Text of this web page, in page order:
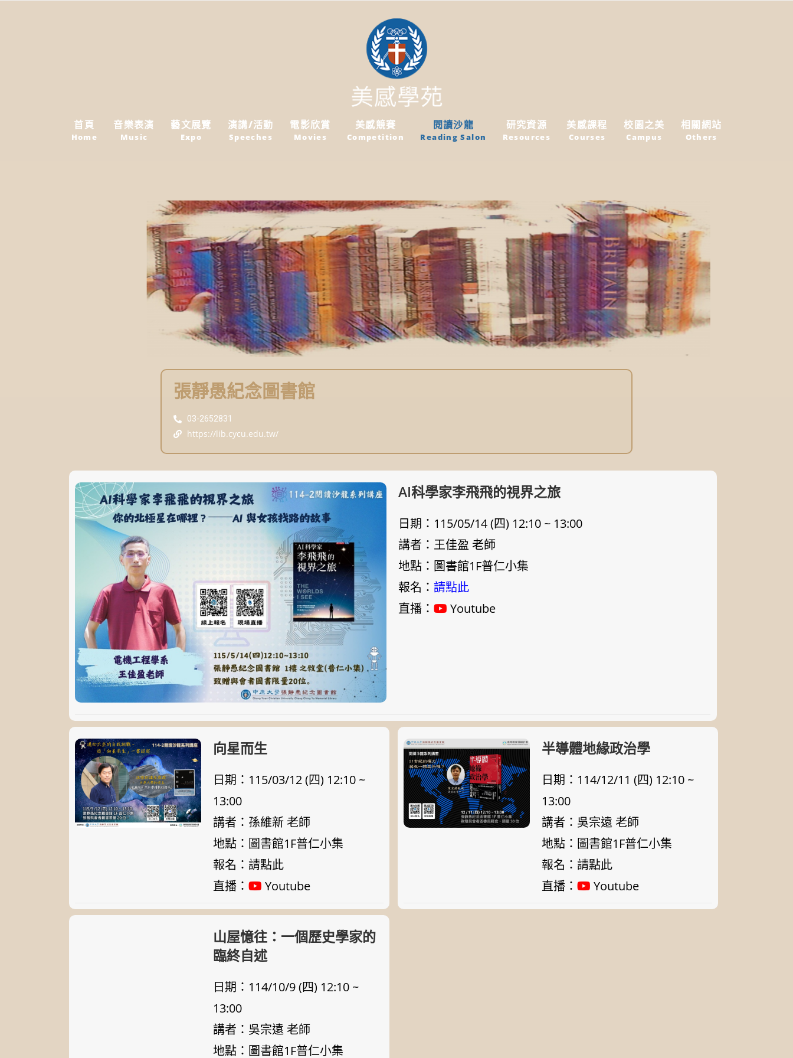
首頁
Home
音樂表演
Music
藝文展覽
Expo
演講/活動
Speeches
電影欣賞
Movies
美感競賽
Competition
閱讀沙龍
Reading Salon
研究資源
Resources
美感課程
Courses
校園之美
Campus
相關網站
Others
張靜愚紀念圖書館
03-2652831
https://lib.cycu.edu.tw/
AI科學家李飛飛的視界之旅
日期：115/05/14 (四) 12:10 ~ 13:00
講者：王佳盈 老師
地點：圖書館1F普仁小集
報名： 請點此
直播：
Youtube
向星而生
日期：115/03/12 (四) 12:10 ~
13:00
講者：孫維新 老師
地點：圖書館1F普仁小集
報名： 請點此
直播：
Youtube
半導體地緣政治學
日期：114/12/11 (四) 12:10 ~
13:00
講者：吳宗遠 老師
地點：圖書館1F普仁小集
報名：請點此
直播：
Youtube
山屋憶往：一個歷史學家的
臨終自述
日期：114/10/9 (四) 12:10 ~
13:00
講者：吳宗遠 老師
地點：圖書館1F普仁小集